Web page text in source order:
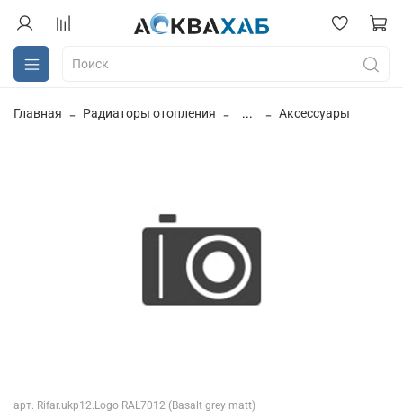
Главная Радиаторы отопления ... Аксессуары
арт. Rifar.ukp12.Logo RAL7012 (Basalt grey matt)